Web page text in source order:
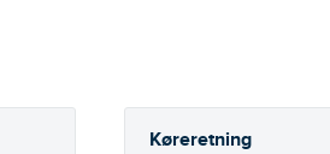
Køreretning